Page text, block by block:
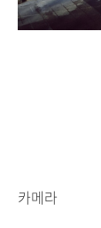
카메라